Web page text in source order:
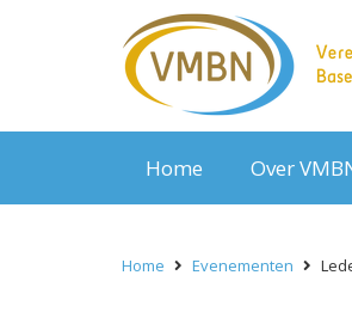
Home Over
Home Evenementen